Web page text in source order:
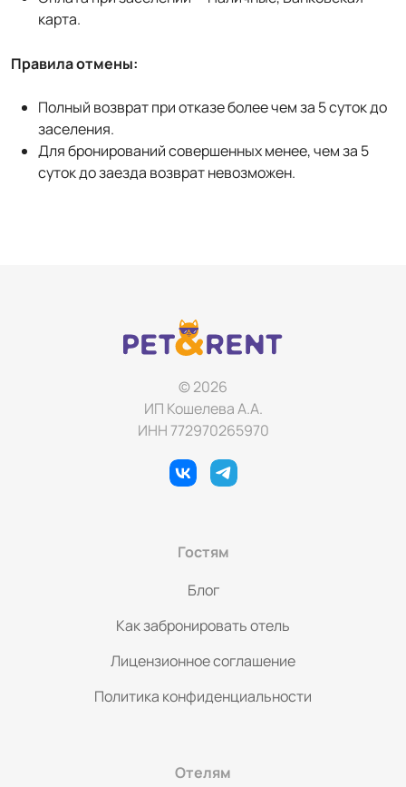
карта.
Правила отмены:
Полный возврат при отказе более чем за 5 суток до
заселения.
Для бронирований совершенных менее, чем за 5
суток до заезда возврат невозможен.
© 2026
ИП Кошелева А.А.
ИНН 772970265970
Гостям
Блог
Как забронировать отель
Лицензионное соглашение
Политика конфиденциальности
Отелям